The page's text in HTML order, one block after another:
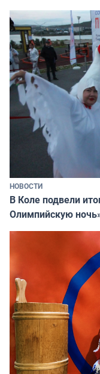
НОВОСТИ
В Коле подвели
Олимпийскую